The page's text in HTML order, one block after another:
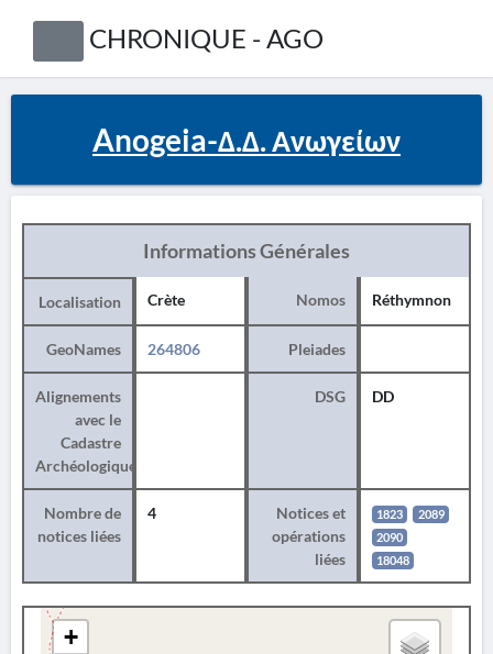
CHRONIQUE - AGO
Anogeia-Δ.Δ. Ανωγείων
Informations Générales
Localisation Crète Nomos Réthymnon
GeoNames 264806 Pleiades
Alignements
avec le
Cadastre
Archéologique
DSG DD
Nombre de
notices liées
4
Notices et
opérations
liées
1823
2089
2090
18048
+